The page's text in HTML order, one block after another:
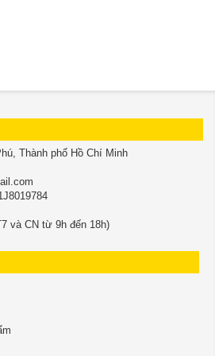
Thành phố Hồ Chí Minh
và CN từ 9h đến 18h)